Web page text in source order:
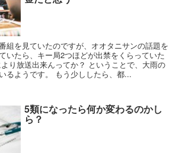
組を見ていたのですが、オオタニサンの話題を
いたら、キー局2つほどが出禁をくらっていた
り放送出来んってか？ ということで、大雨の
るようです。 もう少ししたら、都...
5類になったら何か変わるのかし
ら？